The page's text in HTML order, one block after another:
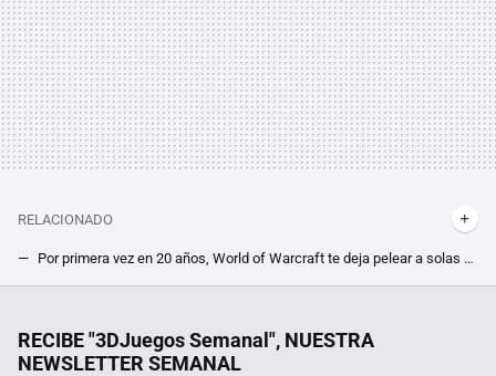
RELACIONADO
Por primera vez en 20 años, World of Warcraft te deja pelear a solas contra su jefe más difícil. La última raid del MMO incluye un modo historia
RECIBE "3DJuegos Semanal", NUESTRA
NEWSLETTER SEMANAL